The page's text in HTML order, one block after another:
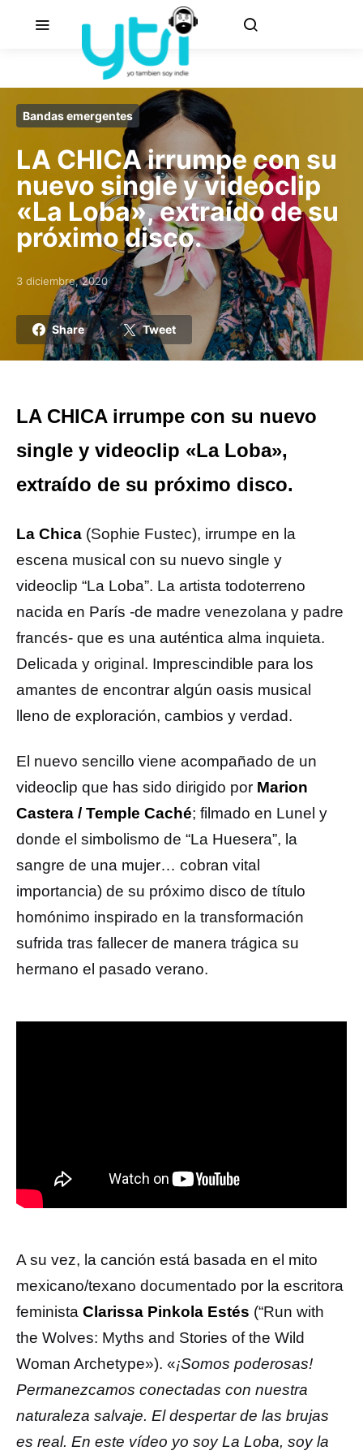
Bandas emergentes
LA CHICA irrumpe con su
nuevo single y videoclip
«La Loba», extraído de su
próximo disco.
Posted on
3 diciembre, 2020
Share Tweet
LA CHICA irrumpe con su nuevo
single y videoclip «La Loba»,
extraído de su próximo disco.
La Chica (Sophie Fustec), irrumpe en la
escena musical con su nuevo single y
videoclip “La Loba”. La artista todoterreno
nacida en París -de madre venezolana y padre
francés- que es una auténtica alma inquieta.
Delicada y original. Imprescindible para los
amantes de encontrar algún oasis musical
lleno de exploración, cambios y verdad.
El nuevo sencillo viene acompañado de un
videoclip que has sido dirigido por Marion
Castera / Temple Caché; filmado en Lunel y
donde el simbolismo de “La Huesera”, la
sangre de una mujer… cobran vital
importancia) de su próximo disco de título
homónimo inspirado en la transformación
sufrida tras fallecer de manera trágica su
hermano el pasado verano.
A su vez, la canción está basada en el mito
mexicano/texano documentado por la escritora
feminista Clarissa Pinkola Estés (“Run with
the Wolves: Myths and Stories of the Wild
Woman Archetype»). «¡Somos poderosas!
Permanezcamos conectadas con nuestra
naturaleza salvaje. El despertar de las brujas
es real. En este vídeo yo soy La Loba, soy la